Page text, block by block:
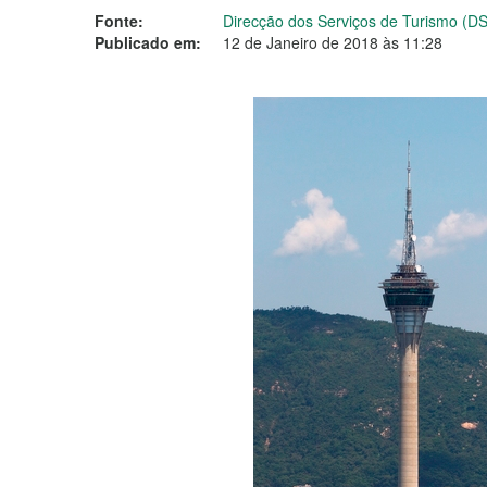
Fonte:
Direcção dos Serviços de Turismo
Publicado em:
12 de Janeiro de 2018 às 11:28